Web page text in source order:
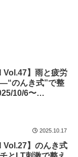
Vol.47】雨と疲労
のんき式”で整
10/6〜
2025.10.17
Vol.27】のんき式